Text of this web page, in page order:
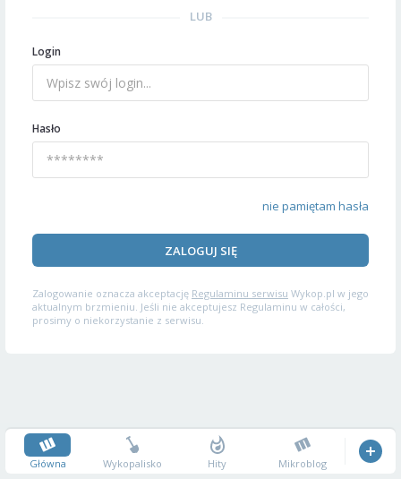
LUB
Login
Hasło
nie pamiętam hasła
ZALOGUJ SIĘ
Zalogowanie oznacza akceptację Regulaminu serwisu Wykop.pl w jego
aktualnym brzmieniu. Jeśli nie akceptujesz Regulaminu w całości,
prosimy o niekorzystanie z serwisu.
Główna Wykopalisko Hity Mikroblog